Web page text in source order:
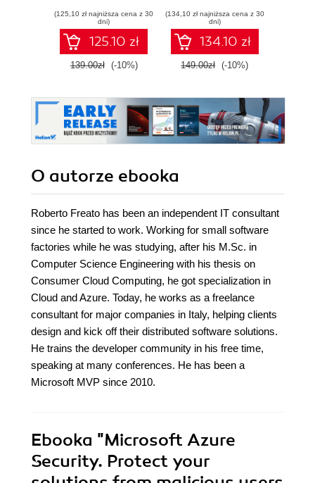
services and
implement them in
real-world
scenarios
(125,10 zł najniższa cena z 30
dni)
125.10 zł
139.00zł (-10%)
scalable services
with the Microsoft
Azure platform
(134,10 zł najniższa cena z 30
dni)
134.10 zł
149.00zł (-10%)
O autorze ebooka
Roberto Freato has been an independent IT consultant
since he started to work. Working for small software
factories while he was studying, after his M.Sc. in
Computer Science Engineering with his thesis on
Consumer Cloud Computing, he got specialization in
Cloud and Azure. Today, he works as a freelance
consultant for major companies in Italy, helping clients
design and kick off their distributed software solutions.
He trains the developer community in his free time,
speaking at many conferences. He has been a
Microsoft MVP since 2010.
Ebooka "Microsoft Azure
Security. Protect your